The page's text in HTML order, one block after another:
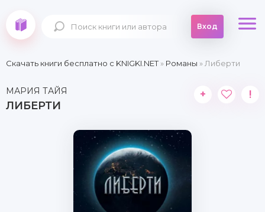
Вход
Скачать книги бесплатно c KNIGKI.NET» Романы » Либерти
МАРИЯ ТАЙЯ
ЛИБЕРТИ
+ !